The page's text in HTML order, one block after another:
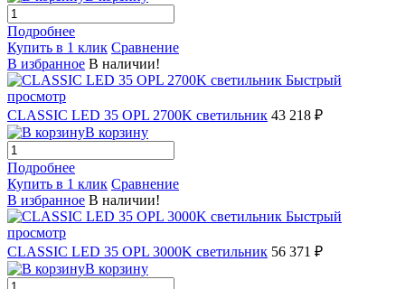
Подробнее
Купить в 1 клик Сравнение
В избранное В наличии!
Быстрый
просмотр
CLASSIC LED 35 OPL 2700K светильник 43 218 ₽
В корзину
Подробнее
Купить в 1 клик Сравнение
В избранное В наличии!
Быстрый
просмотр
CLASSIC LED 35 OPL 3000K светильник 56 371 ₽
В корзину